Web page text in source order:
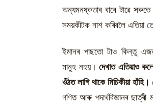
অন্যমনষ্কতাৰ বাবে টাৱে
সময়কীটক নাশ কৰিবলৈ এতিয়া
ইমানৰ পাছতো টাও কিন্তু
মানুহ নহয়।দেখাত এতিয়াও
ওঁঠত লাগি থাকে মিচিকীয়া হাঁহি।
গণিত আৰু পদাৰ্থবিজ্ঞানৰ